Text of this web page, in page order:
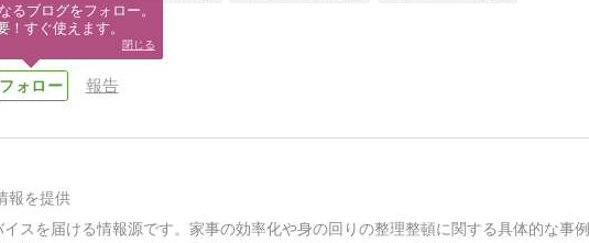
報告
報を提供
スを届ける情報源です。家事の効率化や身の回りの整理整頓に関する具体的な事例
るブログをフォロー。
！すぐ使えます。
閉じる